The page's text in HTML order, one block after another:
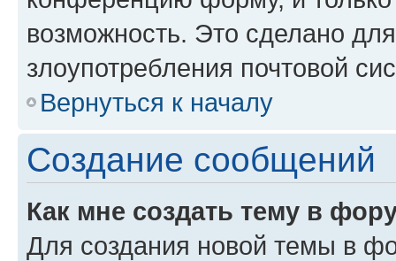
возможность. Это сделано
злоупотребления почтовой
Вернуться к началу
Создание сообщений
Как мне создать тему в
Для создания новой темы в